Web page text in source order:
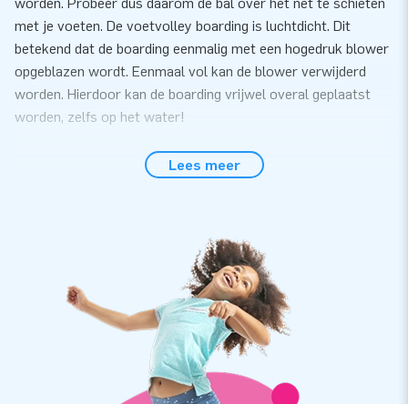
met je voeten. De voetvolley boarding is luchtdicht. Dit
betekend dat de boarding eenmalig met een hogedruk blower
opgeblazen wordt. Eenmaal vol kan de blower verwijderd
worden. Hierdoor kan de boarding vrijwel overal geplaatst
worden, zelfs op het water!
Perfect om in te zetten tijdens evenementen en
gemakkelijk op te zetten
op. Bijvoorbeeld tijdens evenementen, een zeskamp of
sportactiviteiten. De voetvolley boarding bestaat uit één deel,
waardoor vervoeren gemakkelijk is. We leveren je deze
voetvolleyboarding inclusief blower, verankeringsmateriaal,
transportzak en een duidelijke handleiding. Alles direct
compleet voor een mooie beleving!
Sterke, hoge kwaliteit én 5 jaar garantie
Lees meer